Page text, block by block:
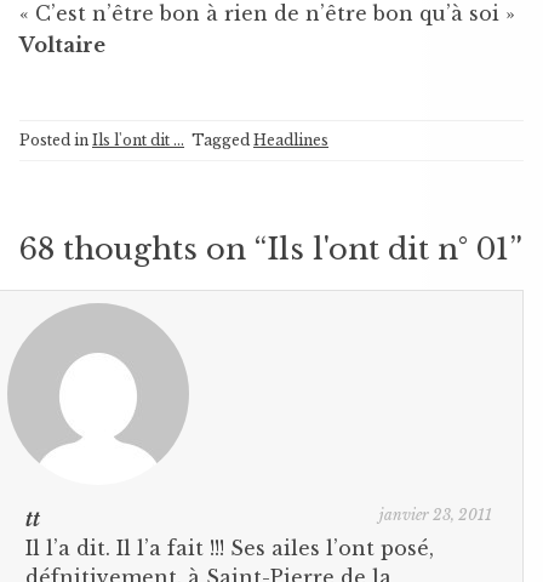
« C’est n’être bon à rien de n’être bon qu’à soi »
Voltaire
Posted in Ils l'ont dit ... Tagged Headlines
68 thoughts on “Ils l'ont dit n° 01”
tt janvier 23, 2011
Il l’a dit. Il l’a fait !!! Ses ailes l’ont posé,
défnitivement, à Saint-Pierre de la